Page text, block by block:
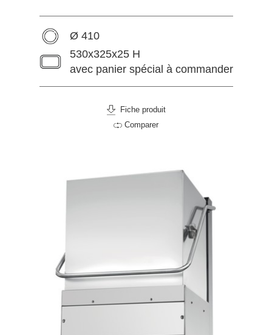
Ø 410
530x325x25 H
avec panier spécial à commander
Fiche produit
Comparer